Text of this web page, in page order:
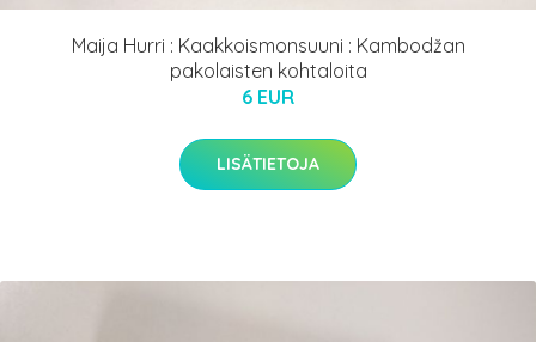
Maija Hurri : Kaakkoismonsuuni : Kambodžan
pakolaisten kohtaloita
6 EUR
LISÄTIETOJA